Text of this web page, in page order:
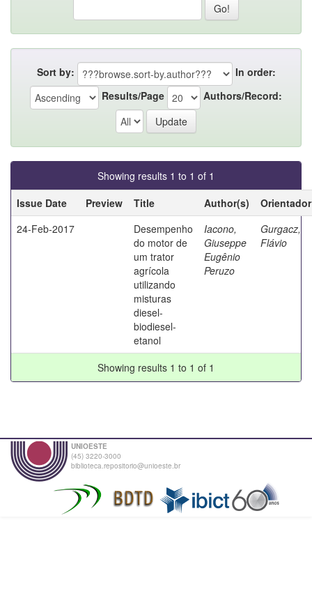
Sort by:
In order:
Results/Page
Authors/Record:
Showing results 1 to 1 of 1
Issue Date
Preview Title Author(s)
Orientador
24-Feb-2017
Desempenho
do motor de
um trator
agrícola
utilizando
misturas
diesel-
biodiesel-
etanol
Iacono,
Giuseppe
Eugênio
Peruzo
Gurgacz,
Flávio
Showing results 1 to 1 of 1
UNIOESTE
(45) 3220-3000
biblioteca.repositorio@unioeste.br